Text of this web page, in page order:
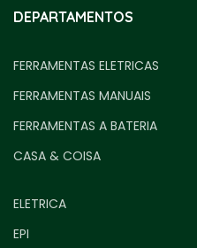
DEPARTAMENTOS
FERRAMENTAS ELETRICAS
FERRAMENTAS MANUAIS
FERRAMENTAS A BATERIA
CASA & COISA
ELETRICA
EPI